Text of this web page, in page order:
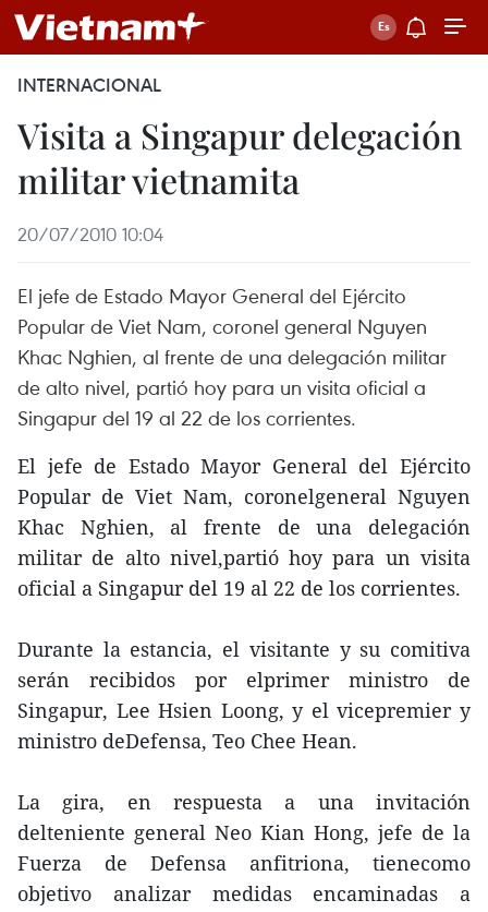
INTERNACIONAL
Visita a Singapur delegación
militar vietnamita
20/07/2010 10:04
El jefe de Estado Mayor General del Ejército
Popular de Viet Nam, coronel general Nguyen
Khac Nghien, al frente de una delegación militar
de alto nivel, partió hoy para un visita oficial a
Singapur del 19 al 22 de los corrientes.
El jefe de Estado Mayor General del Ejército
Popular de Viet Nam, coronelgeneral Nguyen
Khac Nghien, al frente de una delegación
militar de alto nivel,partió hoy para un visita
oficial a Singapur del 19 al 22 de los corrientes.
Durante la estancia, el visitante y su comitiva
serán recibidos por elprimer ministro de
Singapur, Lee Hsien Loong, y el vicepremier y
ministro deDefensa, Teo Chee Hean.
La gira, en respuesta a una invitación
delteniente general Neo Kian Hong, jefe de la
Fuerza de Defensa anfitriona, tienecomo
objetivo analizar medidas encaminadas a